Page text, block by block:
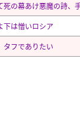
死の幕あけ悪魔の詩、
下は憎いロシア
タフでありたい